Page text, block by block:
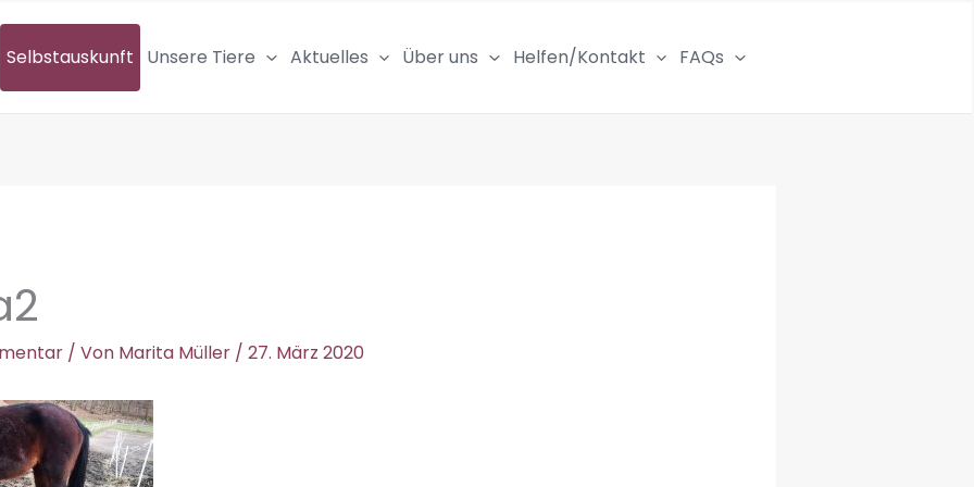
Selbstauskunft Unsere Tiere Aktuelles Über uns Helfen/Kontakt FAQs
/ Von Marita Müller / 27. März 2020